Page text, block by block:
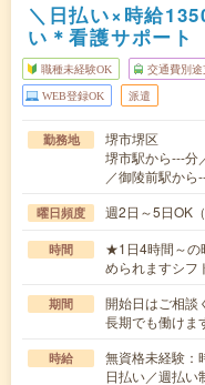
＼日払い×時給
い＊看護サポート
職種未経験OK 交通費別途
WEB登録OK 派遣
勤務地
堺市堺区
堺市駅から---分
／御陵前駅か
曜日頻度 週2日～5日OK
時間
★1日4時間～の
められますシ
期間
開始日はご相
長期でも働けま
時給
無資格未経験
日払い／週払